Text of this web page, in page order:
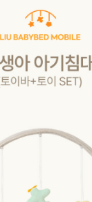
NVIDIA GTX 1660Ti